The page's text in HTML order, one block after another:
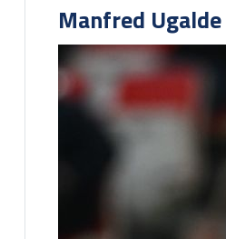
Manfred